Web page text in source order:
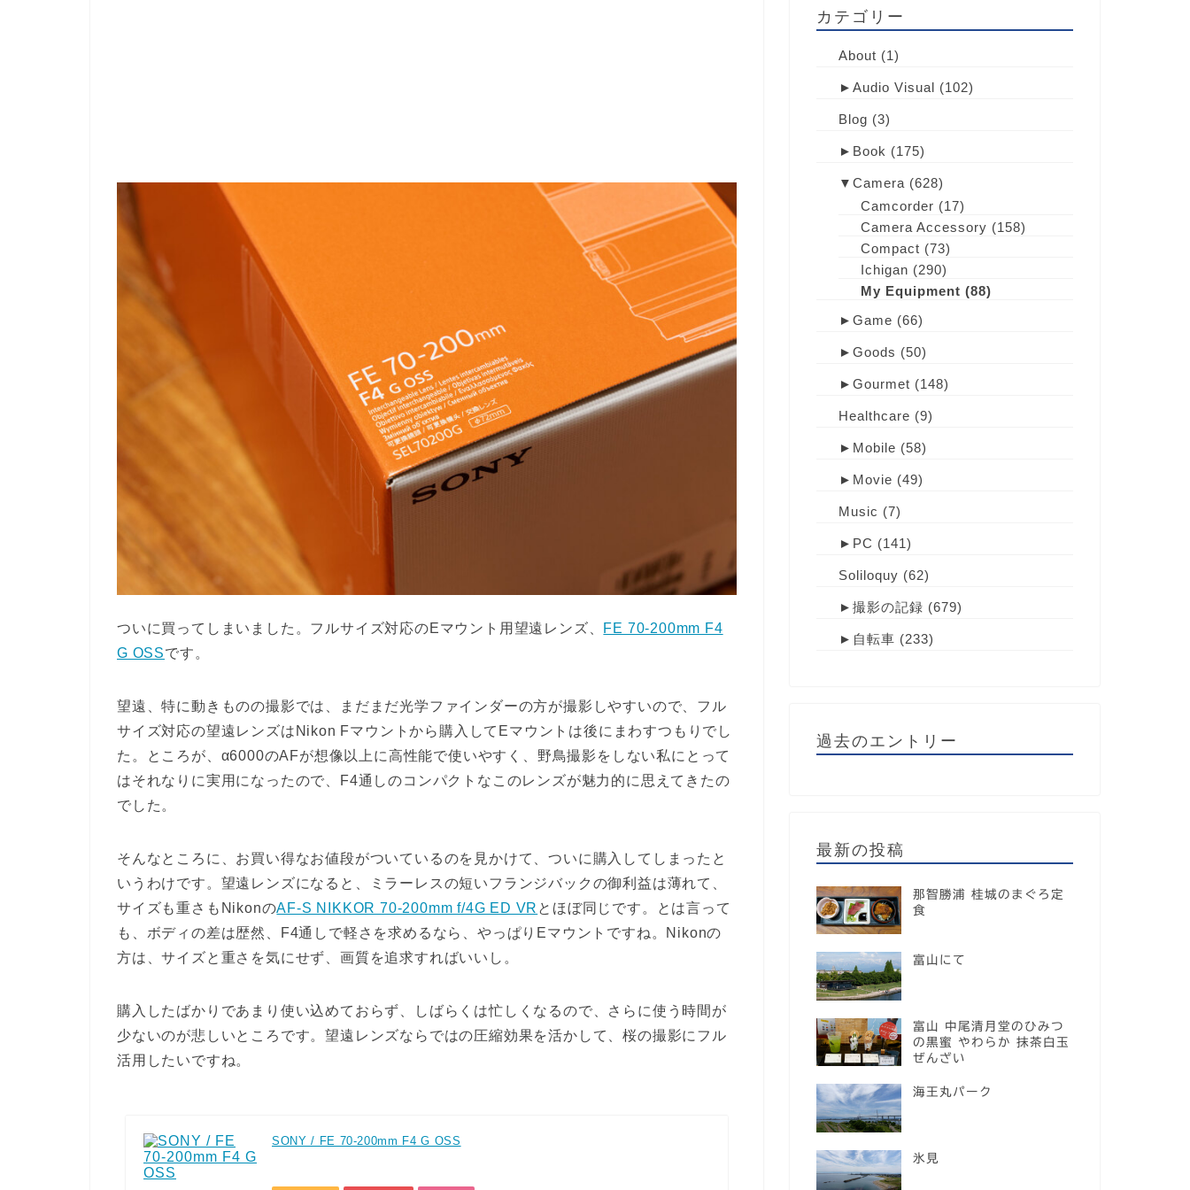
ついに買ってしまいました。フルサイズ対応のEマウント用望遠レンズ、 FE 70-200mm F4
G OSSです。
望遠、特に動きものの撮影では、まだまだ光学ファインダーの方が撮影しやすいので、フル
サイズ対応の望遠レンズはNikon Fマウントから購入してEマウントは後にまわすつもりでし
た。ところが、α6000のAFが想像以上に高性能で使いやすく、野鳥撮影をしない私にとって
はそれなりに実用になったので、F4通しのコンパクトなこのレンズが魅力的に思えてきたの
でした。
そんなところに、お買い得なお値段がついているのを見かけて、ついに購入してしまったと
いうわけです。望遠レンズになると、ミラーレスの短いフランジバックの御利益は薄れて、
サイズも重さもNikonのAF-S NIKKOR 70-200mm f/4G ED VR とほぼ同じです。とは言って
も、ボディの差は歴然、F4通しで軽さを求めるなら、やっぱりEマウントですね。Nikonの
方は、サイズと重さを気にせず、画質を追求すればいいし。
購入したばかりであまり使い込めておらず、しばらくは忙しくなるので、さらに使う時間が
少ないのが悲しいところです。望遠レンズならではの圧縮効果を活かして、桜の撮影にフル
活用したいですね。
SONY / FE 70-200mm F4 G OSS
カテゴリー
About (1)
► Audio Visual (102)
Blog (3)
► Book (175)
▼ Camera (628)
Camcorder (17)
Camera Accessory (158)
Compact (73)
Ichigan (290)
My Equipment (88)
► Game (66)
► Goods (50)
► Gourmet (148)
Healthcare (9)
► Mobile (58)
► Movie (49)
Music (7)
► PC (141)
Soliloquy (62)
► 撮影の記録 (679)
► 自転車 (233)
過去のエントリー
最新の投稿
那智勝浦 桂城のまぐろ定
食
富山にて
富山 中尾清月堂のひみつ
の黒蜜 やわらか 抹茶白玉
ぜんざい
海王丸パーク
氷見